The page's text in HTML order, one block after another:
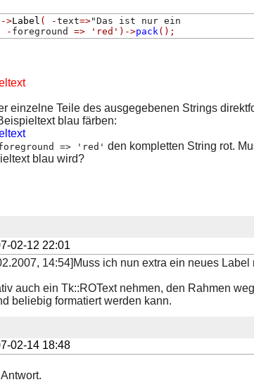
->Label ( -text=>"Das ist nur ein
- foreground => 'red' )->pack ();
einzelne Teile des ausgegebenen Strings
blau färben:
=> 'red' den kompletten String rot.
blau wird?
02-12 22:01
14:54]Muss ich nun extra ein neues Label
auch ein Tk::ROText nehmen, den Rahmen
beliebig formatiert werden kann.
02-14 18:48